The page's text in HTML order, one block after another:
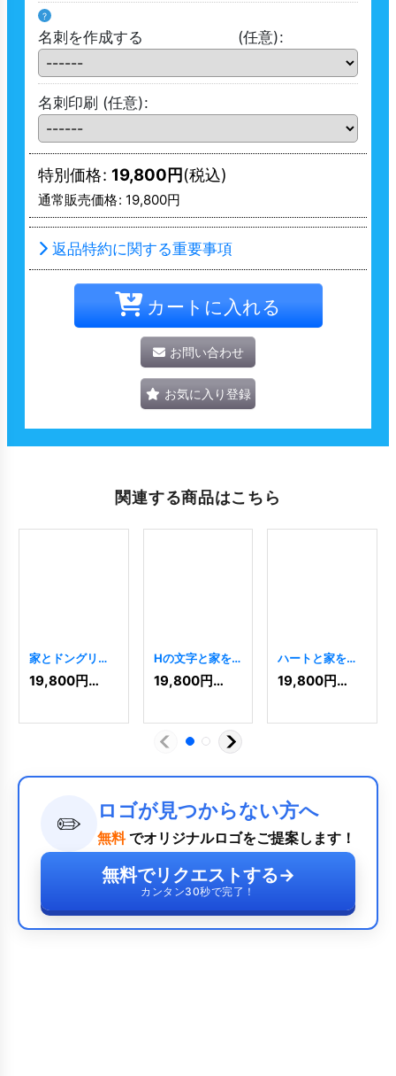
?
名刺を作成する (任意):
名刺印刷 (任意):
特別価格: 19,800円(税込)
通常販売価格: 19,800円
返品特約に関する重要事項
カートに入れる
お問い合わせ
お気に入り登録
関連する商品はこちら
家とドングリを
組み合わせたロ
ゴ [9268
19,800円(税込)
Hの文字と家を
組み合わせたロ
ゴ [7749]
19,800円(税込)
ハートと家を組
み合わせたロゴ
[8391]
19,800円(税込)
✏️ ロゴが見つからない方へ
無料 でオリジナルロゴをご提案します！
無料でリクエストする→
カンタン30秒で完了！